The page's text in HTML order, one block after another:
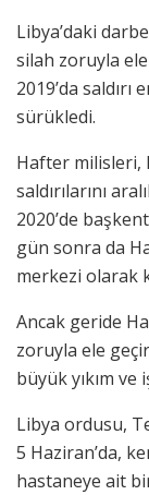
Libya’daki
silah zoruyla
2019’da
sürükledi.
Hafter milisleri,
saldırılarını
2020’de
gün sonra da
merkezi olarak
Ancak geride
zoruyla ele
büyük yıkım ve
Libya ordusu,
5 Haziran’da,
hastaneye ait